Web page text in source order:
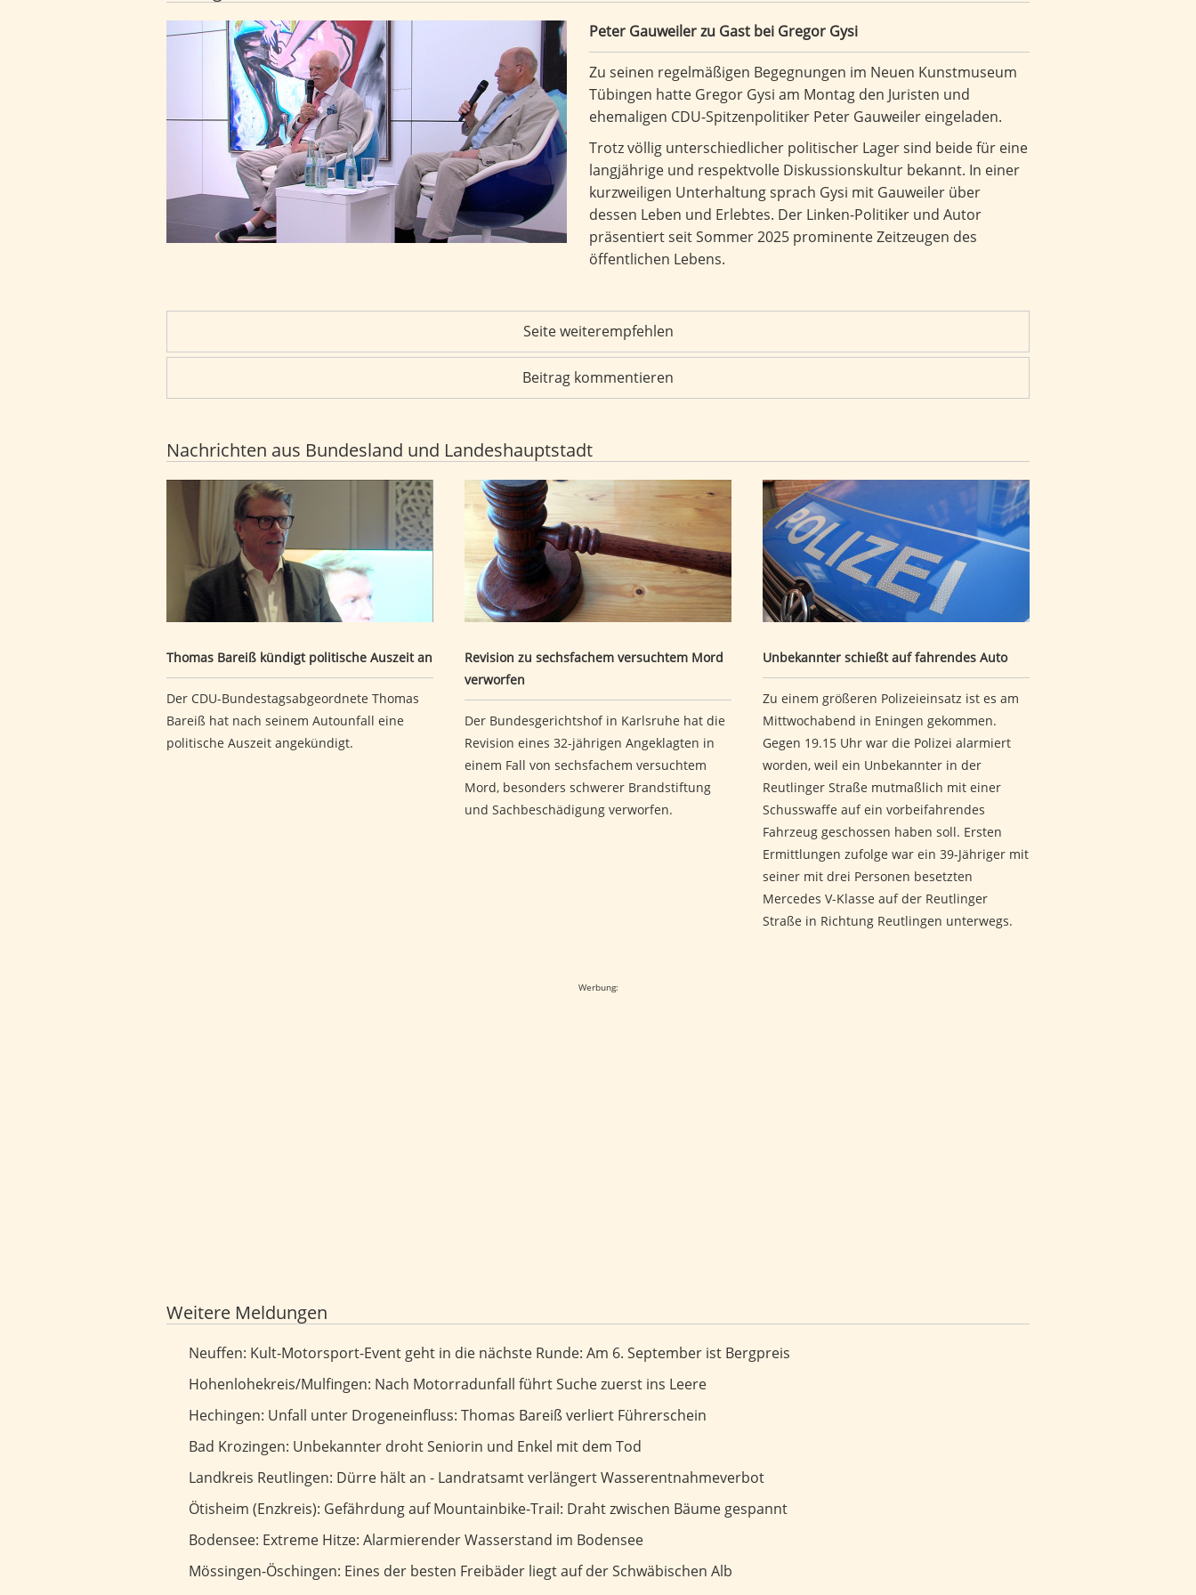
Peter Gauweiler zu Gast bei Gregor Gysi Peter Gauweiler zu Gast bei Gregor Gysi
Zu seinen regelmäßigen Begegnungen im Neuen Kunstmuseum
Tübingen hatte Gregor Gysi am Montag den Juristen und
ehemaligen CDU-Spitzenpolitiker Peter Gauweiler eingeladen.
Trotz völlig unterschiedlicher politischer Lager sind beide für eine
langjährige und respektvolle Diskussionskultur bekannt. In einer
kurzweiligen Unterhaltung sprach Gysi mit Gauweiler über
dessen Leben und Erlebtes. Der Linken-Politiker und Autor
präsentiert seit Sommer 2025 prominente Zeitzeugen des
öffentlichen Lebens.
Seite weiterempfehlen
Beitrag kommentieren
Nachrichten aus Bundesland und Landeshauptstadt
Thomas Bareiß kündigt politische Auszeit an
Thomas Bareiß kündigt politische Auszeit an
Der CDU-Bundestagsabgeordnete Thomas
Bareiß hat nach seinem Autounfall eine
politische Auszeit angekündigt.
Revision zu sechsfachem versuchtem Mord verworfen
Revision zu sechsfachem versuchtem Mord
verworfen
Der Bundesgerichtshof in Karlsruhe hat die
Revision eines 32-jährigen Angeklagten in
einem Fall von sechsfachem versuchtem
Mord, besonders schwerer Brandstiftung
und Sachbeschädigung verworfen.
Unbekannter schießt auf fahrendes Auto
Unbekannter schießt auf fahrendes Auto
Zu einem größeren Polizeieinsatz ist es am
Mittwochabend in Eningen gekommen.
Gegen 19.15 Uhr war die Polizei alarmiert
worden, weil ein Unbekannter in der
Reutlinger Straße mutmaßlich mit einer
Schusswaffe auf ein vorbeifahrendes
Fahrzeug geschossen haben soll. Ersten
Ermittlungen zufolge war ein 39-Jähriger mit
seiner mit drei Personen besetzten
Mercedes V-Klasse auf der Reutlinger
Straße in Richtung Reutlingen unterwegs.
Werbung:
Weitere Meldungen
Kult-Motorsport-Event geht in die nächste Runde: Am 6. September ist Bergpreis
Neuffen: Kult-Motorsport-Event geht in die nächste Runde: Am 6. September ist Bergpreis
Nach Motorradunfall führt Suche zuerst ins Leere
Hohenlohekreis/Mulfingen: Nach Motorradunfall führt Suche zuerst ins Leere
Unfall unter Drogeneinfluss: Thomas Bareiß verliert Führerschein
Hechingen: Unfall unter Drogeneinfluss: Thomas Bareiß verliert Führerschein
Unbekannter droht Seniorin und Enkel mit dem Tod
Bad Krozingen: Unbekannter droht Seniorin und Enkel mit dem Tod
Dürre hält an - Landratsamt verlängert Wasserentnahmeverbot
Landkreis Reutlingen: Dürre hält an - Landratsamt verlängert Wasserentnahmeverbot
Gefährdung auf Mountainbike-Trail: Draht zwischen Bäume gespannt
Ötisheim (Enzkreis): Gefährdung auf Mountainbike-Trail: Draht zwischen Bäume gespannt
Extreme Hitze: Alarmierender Wasserstand im Bodensee
Bodensee: Extreme Hitze: Alarmierender Wasserstand im Bodensee
Eines der besten Freibäder liegt auf der Schwäbischen Alb
Mössingen-Öschingen: Eines der besten Freibäder liegt auf der Schwäbischen Alb